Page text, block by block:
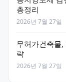
총정리
2026년 7월 27일
무허가건축물
략
2026년 7월 27일